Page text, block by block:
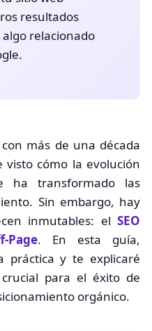
resultados
relacionado
más de una década
visto cómo la evolución
ha transformado las
Sin embargo, hay
inmutables: el SEO
Page. En esta guía,
práctica y te explicaré
para el éxito de
orgánico.